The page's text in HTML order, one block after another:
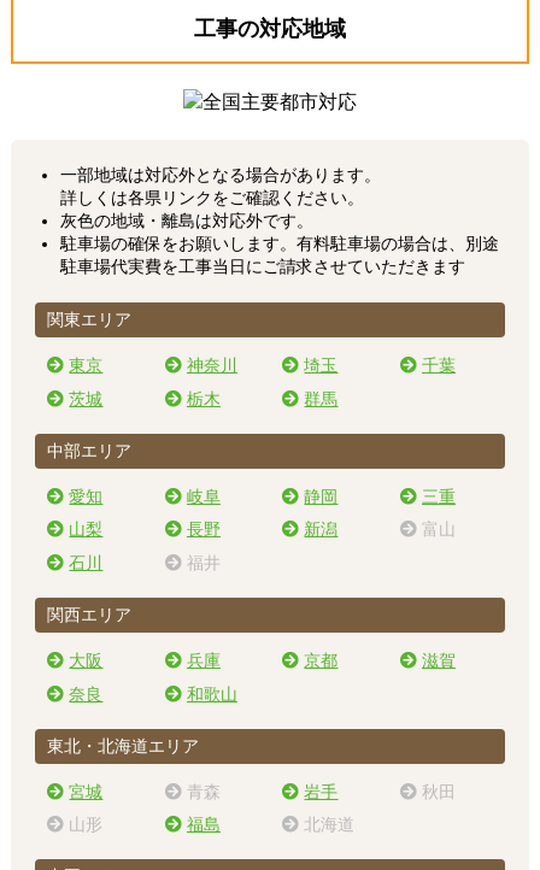
工事の対応地域
一部地域は対応外となる場合があります。
詳しくは各県リンクをご確認ください。
灰色の地域・離島は対応外です。
駐車場の確保をお願いします。有料駐車場の場合は、別途
駐車場代実費を工事当日にご請求させていただきます
関東エリア
東京 神奈川 埼玉
千葉
茨城
栃木 群馬
中部エリア
愛知 岐阜 静岡
三重
山梨
長野 新潟
富山
石川
福井
関西エリア
大阪 兵庫 京都
滋賀
奈良
和歌山
東北・北海道エリア
宮城 青森 岩手
秋田
山形
福島 北海道